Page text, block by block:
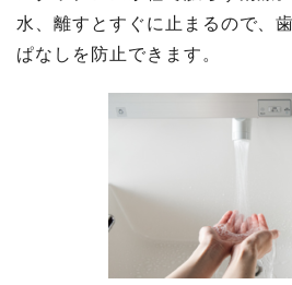
水、離すとすぐに止まるので、
ぱなしを防止できます。